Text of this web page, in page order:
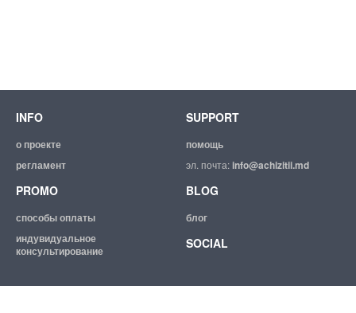
INFO
о проекте
регламент
SUPPORT
помощь
эл. почта:info@achizitii.md
PROMO
способы оплаты
индувидуальное
консультирование
BLOG
блог
SOCIAL